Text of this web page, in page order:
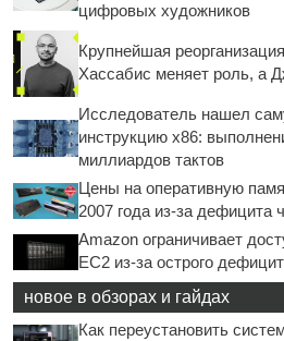
цифровых художников
Крупнейшая
Хассабис меняет роль, а
Исследователь нашел
инструкцию x86:
миллиардов тактов
Цены на оперативную
2007 года из-за дефицита
Amazon ограничивает
EC2 из-за острого
новое в обзорах и гайдах
Как переустановить